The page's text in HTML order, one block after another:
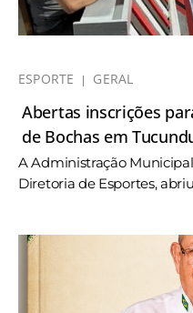
ESPORTE GERAL
Abertas inscrições
de Bochas em
A Administração
Diretoria de Esportes, abriu